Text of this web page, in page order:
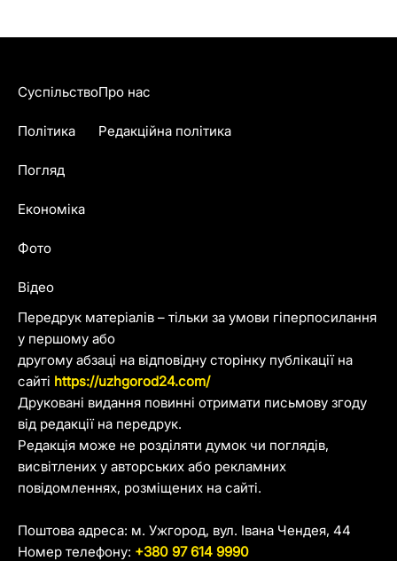
Передрук матеріалів – тільки за умови гіперпосилання
у першому або
другому абзаці на відповідну сторінку публікації на
сайті https://uzhgorod24.com/
Друковані видання повинні отримати письмову згоду
від редакції на передрук.
Редакція може не розділяти думок чи поглядів,
висвітлених у авторських або рекламних
повідомленнях, розміщених на сайті.
Поштова адреса: м. Ужгород, вул. Івана Чендея, 44
Номер телефону: +380 97 614 9990
Суспільство
Політика
Погляд
Економіка
Фото
Відео
Про нас
Редакційна політика